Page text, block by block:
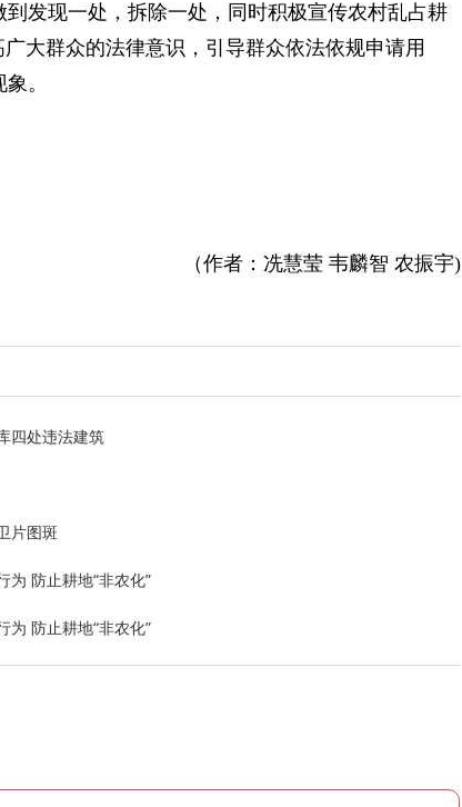
发现一处，拆除一处，同时积极宣传农村乱占耕
大群众的法律意识，引导群众依法依规申请用
。
（作者：冼慧莹 韦麟智 农振宇)
四处违法建筑
片图斑
为 防止耕地“非农化”
为 防止耕地“非农化”